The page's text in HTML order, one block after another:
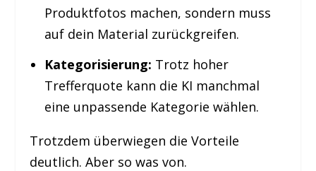
Produktfotos machen, sondern muss
auf dein Material zurückgreifen.
Kategorisierung: Trotz hoher
Trefferquote kann die KI manchmal
eine unpassende Kategorie wählen.
Trotzdem überwiegen die Vorteile
deutlich. Aber so was von.